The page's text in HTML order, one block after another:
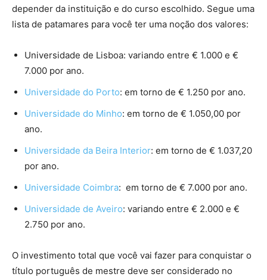
depender da instituição e do curso escolhido. Segue uma
lista de patamares para você ter uma noção dos valores:
Universidade de Lisboa: variando entre € 1.000 e €
7.000 por ano.
Universidade do Porto: em torno de € 1.250 por ano.
Universidade do Minho: em torno de € 1.050,00 por
ano.
Universidade da Beira Interior: em torno de € 1.037,20
por ano.
Universidade Coimbra: em torno de € 7.000 por ano.
Universidade de Aveiro: variando entre € 2.000 e €
2.750 por ano.
O investimento total que você vai fazer para conquistar o
título português de mestre deve ser considerado no